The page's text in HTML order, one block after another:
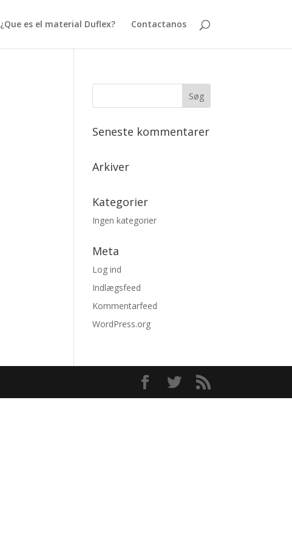
¿Que es el material Duflex? Contactanos
Seneste kommentarer
Arkiver
Kategorier
Ingen kategorier
Meta
Log ind
Indlægsfeed
Kommentarfeed
WordPress.org